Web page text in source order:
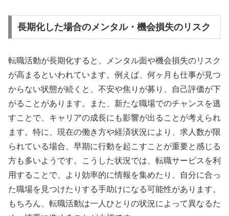
長期化した場合のメンタル・機会損失のリスク
転職活動が長期化すると、メンタル面や機会損失のリスク
が高まるといわれています。例えば、何ヶ月も仕事が見つ
からない状態が続くと、不安や焦りが募り、自己評価が下
がることがあります。また、新たな職場でのチャンスを逃
すことで、キャリアの成長にも影響が出ることが考えられ
ます。特に、現在の働き方や経済状況により、求人数が限
られている場合、早期に行動を起こすことが重要と感じる
方も多いようです。こうした状況では、転職サービスを利
用することで、より効率的に情報を集めたり、自分に合っ
た職場を見つけたりする手助けになる可能性があります。
もちろん、転職活動は一人ひとりの状況によって異なるた